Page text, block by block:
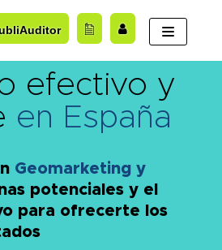
efectivo y
en España
Geomarketing y
potenciales y el
para ofrecerte los